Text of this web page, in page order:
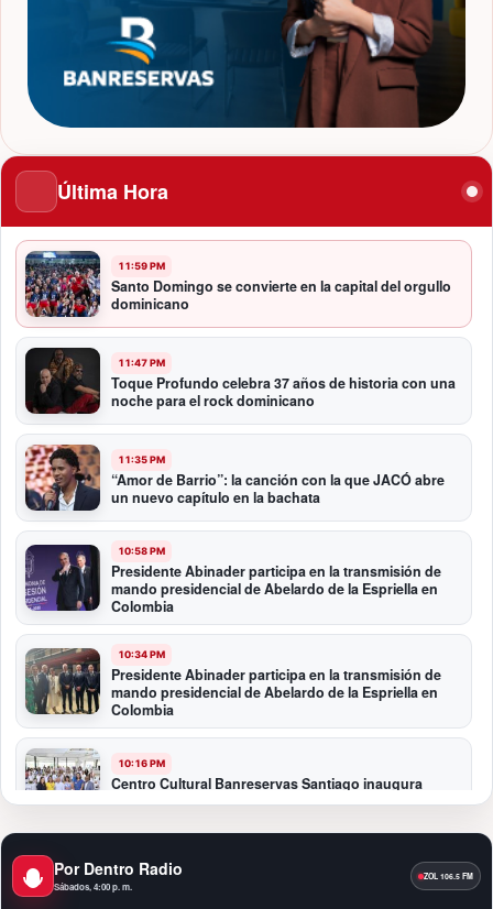
Última Hora
11:59 PM
Santo Domingo se convierte en la capital del orgullo
dominicano
11:47 PM
Toque Profundo celebra 37 años de historia con una
noche para el rock dominicano
11:35 PM
“Amor de Barrio”: la canción con la que JACÓ abre
un nuevo capítulo en la bachata
10:58 PM
Presidente Abinader participa en la transmisión de
mando presidencial de Abelardo de la Espriella en
Colombia
10:34 PM
Presidente Abinader participa en la transmisión de
mando presidencial de Abelardo de la Espriella en
Colombia
10:16 PM
Centro Cultural Banreservas Santiago inaugura
Primer Congreso de Artesanos de Santiago
9:04 PM
Premios a la Moda Dominicana celebró su quinta
edición en el Teatro Nacional
Por Dentro Radio
Sábados, 4:00 p. m.